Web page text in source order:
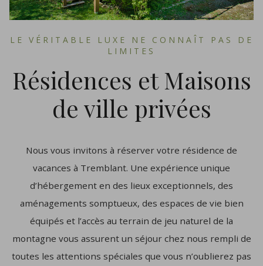
LE VÉRITABLE LUXE NE CONNAÎT PAS DE
LIMITES
Résidences et Maisons
de ville privées
Nous vous invitons à réserver votre résidence de
vacances à Tremblant. Une expérience unique
d’hébergement en des lieux exceptionnels, des
aménagements somptueux, des espaces de vie bien
équipés et l’accès au terrain de jeu naturel de la
montagne vous assurent un séjour chez nous rempli de
toutes les attentions spéciales que vous n’oublierez pas